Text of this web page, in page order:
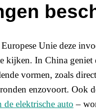
Unie deze
kijken. In China
vormen, zoals
enzovoort. Ook
de elektrische auto –